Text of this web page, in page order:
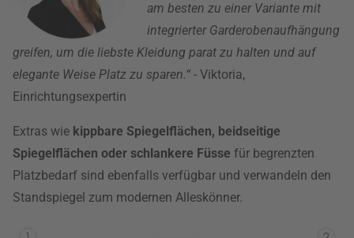
am besten zu einer Variante mit
integrierter Garderobenaufhängung
greifen, um die liebste Kleidung parat zu halten und auf
elegante Weise Platz zu sparen.“ - Viktoria,
Einrichtungsexpertin
Extras wie kippbare Spiegelflächen, beidseitige
Spiegelflächen oder schlankere Füsse für begrenzten
Platzbedarf sind ebenfalls verfügbar und verwandeln den
Standspiegel zum modernen Alleskönner.